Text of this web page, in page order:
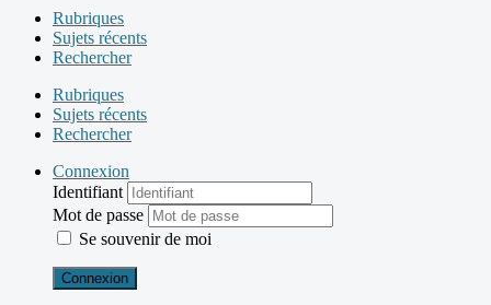
Rubriques
Sujets récents
Rechercher
Rubriques
Sujets récents
Rechercher
Connexion
Identifiant
Mot de passe
Se souvenir de moi
Connexion